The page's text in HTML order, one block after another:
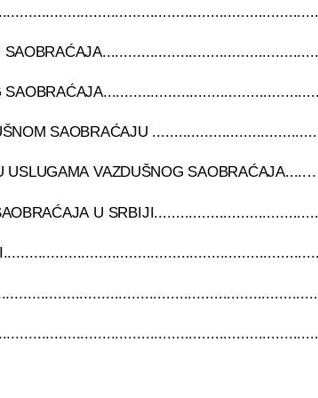
SAOBRAĆAJU
U USLUGAMA VAZDUŠNOG
U